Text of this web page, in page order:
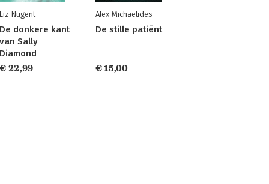
Liz Nugent
De donkere kant
van Sally
Diamond
€ 22,99
Alex Michaelides
De stille patiënt
€ 15,00